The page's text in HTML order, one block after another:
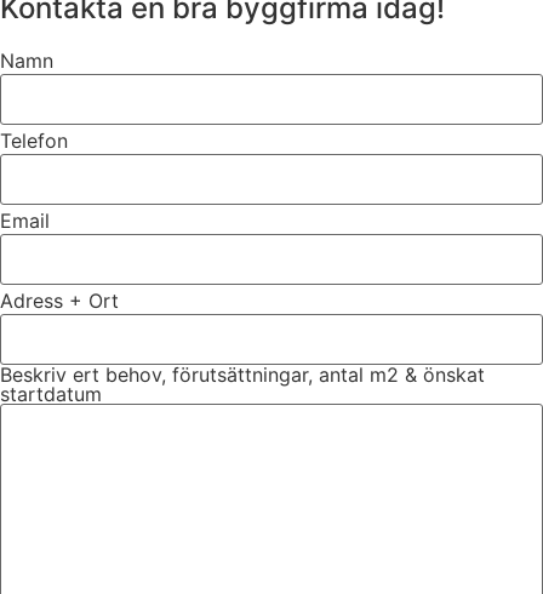
Kontakta en bra byggfirma idag!
Namn
Telefon
Email
Adress + Ort
Beskriv ert behov, förutsättningar, antal m2 & önskat
startdatum